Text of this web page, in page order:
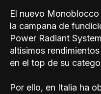
El nuevo
la campana de
Power Radiant
altísimos
en el top de su
Por ello, en Italia ha